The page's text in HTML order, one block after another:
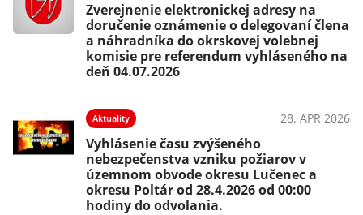
Zverejnenie elektronickej adresy na
doručenie oznámenie o delegovaní člena
a náhradníka do okrskovej volebnej
komisie pre referendum vyhláseného na
deň 04.07.2026
Aktuality 28. APR 2026
Vyhlásenie času zvýšeného
nebezpečenstva vzniku požiarov v
územnom obvode okresu Lučenec a
okresu Poltár od 28.4.2026 od 00:00
hodiny do odvolania.